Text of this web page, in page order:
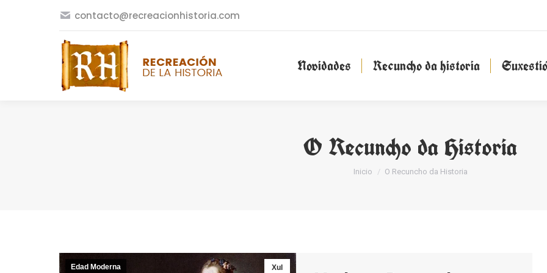
contacto@recreacionhistoria.com
Novidades Recuncho da historia
O Recuncho da Historia
You are here:
Inicio O Recuncho da Historia
Xul
Edad Moderna
Novidades Recuncho da historia